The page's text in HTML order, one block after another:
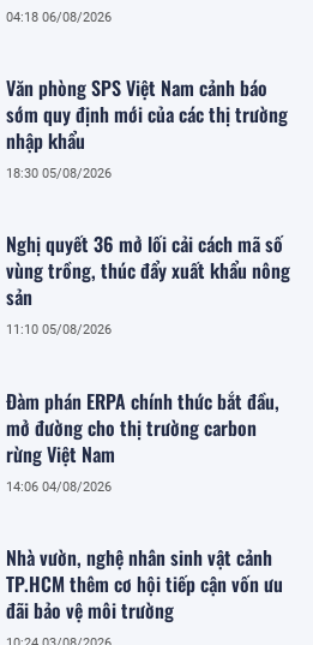
04:18 06/08/2026
Văn phòng SPS Việt Nam cảnh báo
sớm quy định mới của các thị trường
nhập khẩu
18:30 05/08/2026
Nghị quyết 36 mở lối cải cách mã số
vùng trồng, thúc đẩy xuất khẩu nông
sản
11:10 05/08/2026
Đàm phán ERPA chính thức bắt đầu,
mở đường cho thị trường carbon
rừng Việt Nam
14:06 04/08/2026
Nhà vườn, nghệ nhân sinh vật cảnh
TP.HCM thêm cơ hội tiếp cận vốn ưu
đãi bảo vệ môi trường